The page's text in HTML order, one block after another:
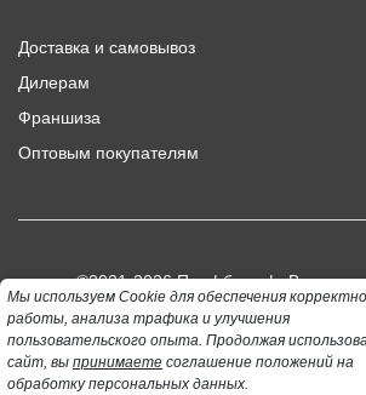
Доставка и самовывоз
Дилерам
Франшиза
Оптовым покупателям
©2021-2026 Профбыт.рф. Все
Использование материалов сайта
публикации активной ссылки на
Данный сайт не является публичной
Мы используем Cookie для обеспечения
работы, анализа трафика и улучшения
пользовательского опыта. Продолжая
сайт, вы принимаете соглашение положений на
обработку персональных данных.